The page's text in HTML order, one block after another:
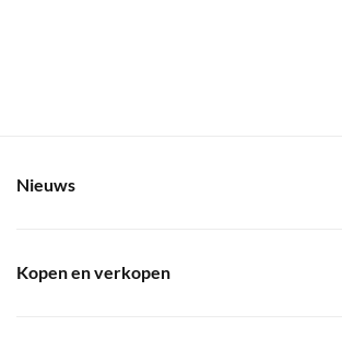
Nieuws
Kopen en verkopen